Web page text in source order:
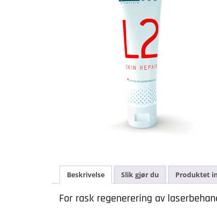
Beskrivelse Slik gjør du Produktet
For rask regenerering av